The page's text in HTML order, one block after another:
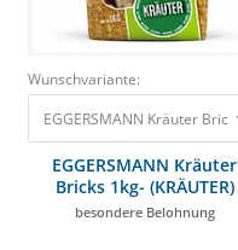
Wunschvariante:
EGGERSMANN Kräuter
Bricks 1kg- (KRÄUTER)
besondere Belohnung